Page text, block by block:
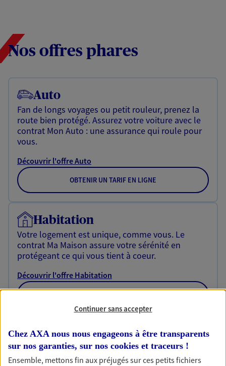
Nos offres phares
Auto
Fan de longs voyages ou petit rouleur, prenez la
route bien protégé. Assurez votre voiture avec le
contrat Mon Auto : une assurance qui roule pour
vous.
Découvrir l'offre Auto
OBTENIR UN TARIF EN LIGNE
Habitation
Votre logement est unique, comme vous. Le
contrat Ma Maison assure votre sérénité en
protégeant ce qui vous tient à coeur.
Découvrir l'offre Habitation
Garantie Accidents de la Vie
Bricoleuse, féru de jardinage, pâtissier en herbe
ou grande lectrice… personne n'est à l'abri d'un
Continuer sans accepter
Chez AXA nous nous engageons à être transparents
sur nos garanties, sur nos cookies et traceurs !
Ensemble, mettons fin aux préjugés sur ces petits fichiers